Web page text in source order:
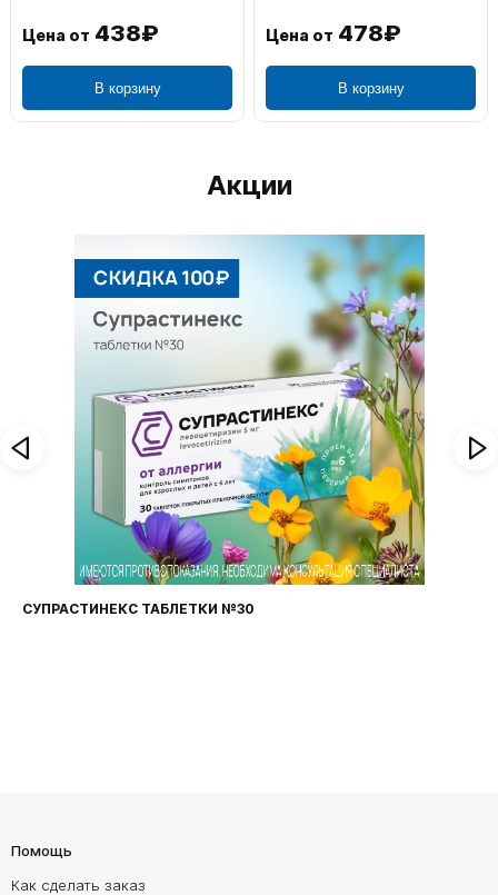
Цена от 438₽
В корзину
Цена от 478₽
В корзину
Акции
СУПРАСТИНЕКС ТАБЛЕТКИ №30
Помощь
Как сделать заказ